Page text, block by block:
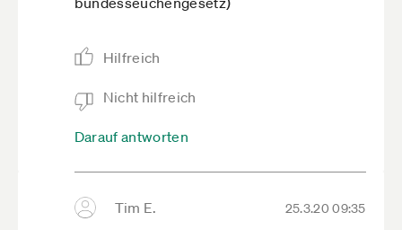
Hilfreich
Nicht hilfreich
Darauf antworten
Tim E. 25.3.20 09:35